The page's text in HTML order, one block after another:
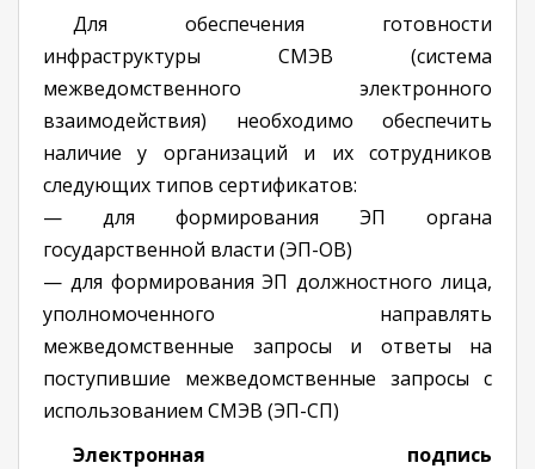
Для обеспечения готовности
инфраструктуры СМЭВ (система
межведомственного электронного
взаимодействия) необходимо обеспечить
наличие у организаций и их сотрудников
следующих типов сертификатов:
— для формирования ЭП органа
государственной власти (ЭП-ОВ)
— для формирования ЭП должностного лица,
уполномоченного направлять
межведомственные запросы и ответы на
поступившие межведомственные запросы с
использованием СМЭВ (ЭП-СП)
Электронная подпись